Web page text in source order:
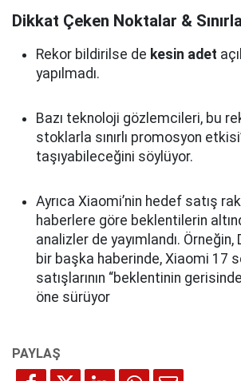
Dikkat Çeken Noktalar &
Rekor bildirilse de kesin adet
yapılmadı.
Bazı teknoloji gözlemcileri, bu
stoklarla sınırlı promosyon
taşıyabileceğini söylüyor.
Ayrıca Xiaomi’nin hedef satış
haberlere göre beklentilerin
analizler de yayımlandı. Örneğin,
bir başka haberinde, Xiaomi 17
satışlarının “beklentinin
öne sürüyor